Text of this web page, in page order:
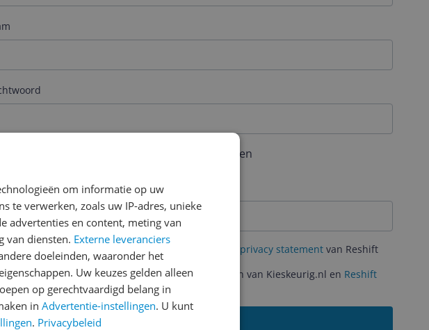
wachtwoord moet minimaal 6 karakters bevatten
herhalen
ga akkoord met de Algemene Voorwaarden privacy statement van Reshift
ontvang graag interessante acties en aanbiedingen van Kieskeurig.nl en Reshift
via e-mail
om informatie op uw
te verwerken, zoals uw IP-adres, unieke
advertenties en content, meting van
van diensten. Externe leveranciers
doeleinden, waaronder het
Uw keuzes gelden alleen
op gerechtvaardigd belang in
in Advertentie-instellingen. U kunt
. Privacybeleid